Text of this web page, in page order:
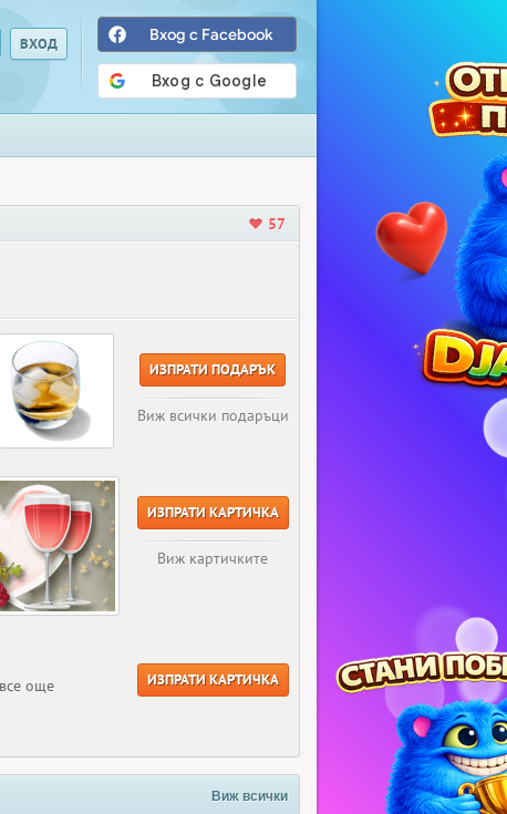
Вход с Facebook
57
ИЗПРАТИ ПОДАРЪК
Виж всички подаръци
ИЗПРАТИ КАРТИЧКА
Виж картичките
още
ИЗПРАТИ КАРТИЧКА
Виж всички